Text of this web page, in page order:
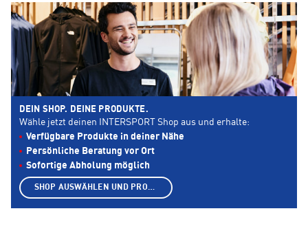
DEIN SHOP. DEINE PRODUKTE.
Wähle jetzt deinen INTERSPORT Shop aus und erhalte:
Verfügbare Produkte in deiner Nähe
Persönliche Beratung vor Ort
Sofortige Abholung möglich
SHOP AUSWÄHLEN UND PRODUKTE ANZEIGEN